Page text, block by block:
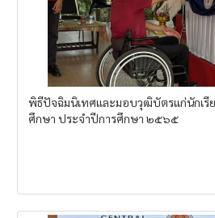
พิธีปัจฉิมนิเทศและมอบวุฒิบัตรแก่นักเรี
ศึกษา ประจำปีการศึกษา ๒๕๖๕